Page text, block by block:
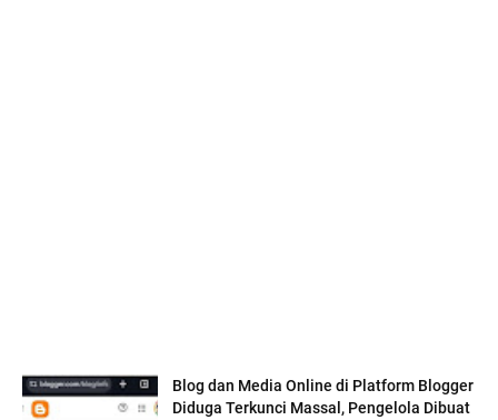
Blog dan Media Online di Platform Blogger
Diduga Terkunci Massal, Pengelola Dibuat